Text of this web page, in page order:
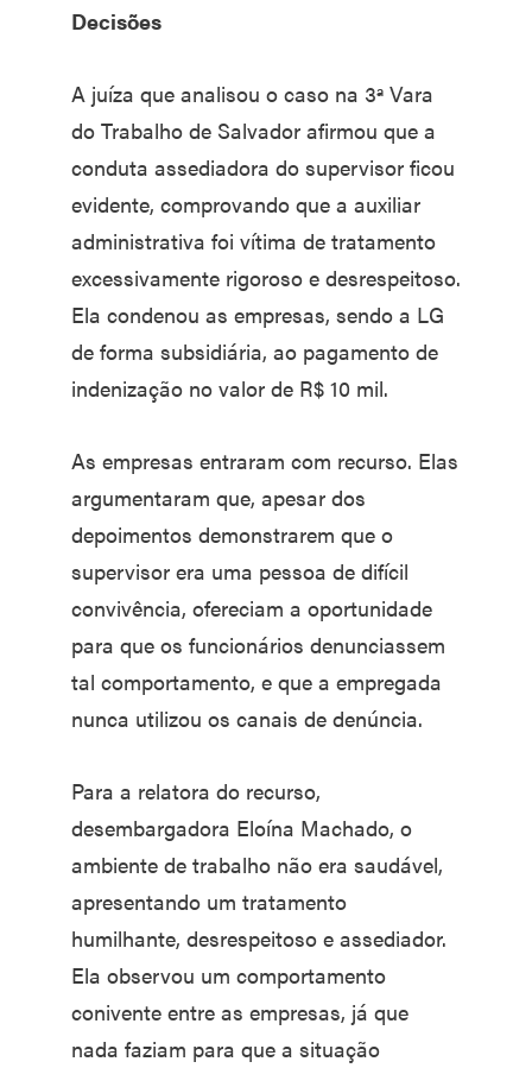
Decisões
A juíza que analisou o caso na 3ª Vara
do Trabalho de Salvador afirmou que a
conduta assediadora do supervisor ficou
evidente, comprovando que a auxiliar
administrativa foi vítima de tratamento
excessivamente rigoroso e desrespeitoso.
Ela condenou as empresas, sendo a LG
de forma subsidiária, ao pagamento de
indenização no valor de R$ 10 mil.
As empresas entraram com recurso. Elas
argumentaram que, apesar dos
depoimentos demonstrarem que o
supervisor era uma pessoa de difícil
convivência, ofereciam a oportunidade
para que os funcionários denunciassem
tal comportamento, e que a empregada
nunca utilizou os canais de denúncia.
Para a relatora do recurso,
desembargadora Eloína Machado, o
ambiente de trabalho não era saudável,
apresentando um tratamento
humilhante, desrespeitoso e assediador.
Ela observou um comportamento
conivente entre as empresas, já que
nada faziam para que a situação